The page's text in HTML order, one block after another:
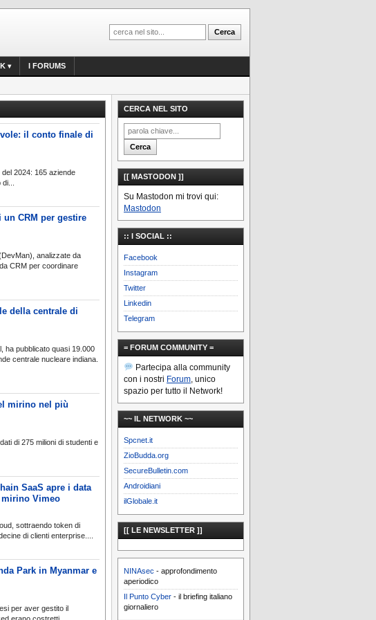
I FORUMS
il conto finale di
2024: 165 aziende
un CRM per gestire
analizzate da
CRM per coordinare
della centrale di
ha pubblicato quasi 19.000
centrale nucleare indiana.
mirino nel più
di 275 milioni di studenti e
SaaS apre i data
Vimeo
sottraendo token di
di clienti enterprise....
Park in Myanmar e
per aver gestito il
CERCA NEL SITO
[[ MASTODON ]]
Su Mastodon mi trovi qui:
Mastodon
:: I SOCIAL ::
Facebook
Instagram
Twitter
Linkedin
Telegram
= FORUM COMMUNITY =
Partecipa alla community
con i nostri Forum, unico
spazio per tutto il Network!
~~ IL NETWORK ~~
Spcnet.it
ZioBudda.org
SecureBulletin.com
Androidiani
ilGlobale.it
[[ LE NEWSLETTER ]]
NINAsec - approfondimento
aperiodico
Il Punto Cyber - il briefing italiano
giornaliero